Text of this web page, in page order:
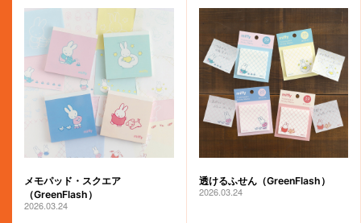
メモパッド・スクエア
（GreenFlash）
2026.03.24
透けるふせん（GreenFlash）
2026.03.24